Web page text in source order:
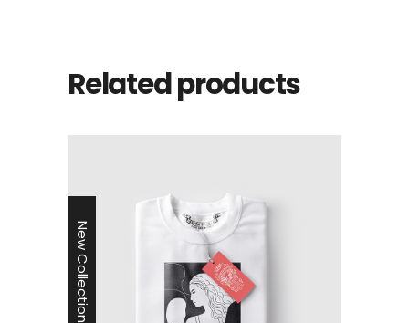
Related products
New Collection